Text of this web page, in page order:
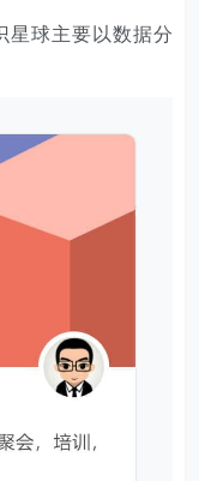
星球主要以数据分